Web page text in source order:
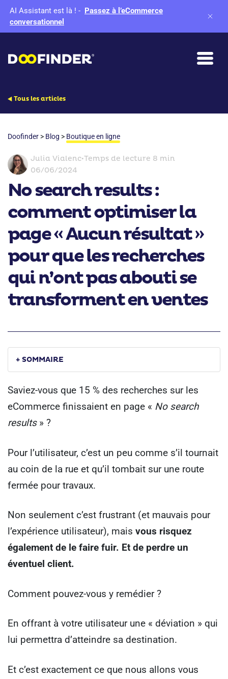
AI Assistant est là ! - Passez à l’eCommerce
conversationnel
Tous les articles
Doofinder > Blog > Boutique en ligne
Julia Vialenc•Temps de lecture 8 min
06/06/2024
No search results :
comment optimiser la
page « Aucun résultat »
pour que les recherches
qui n’ont pas abouti se
transforment en ventes
+ SOMMAIRE
Saviez-vous que 15 % des recherches sur les
eCommerce finissaient en page « No search
results» ?
Pour l’utilisateur, c’est un peu comme s’il tournait
au coin de la rue et qu’il tombait sur une route
fermée pour travaux.
Non seulement c’est frustrant (et mauvais pour
l’expérience utilisateur), mais vous risquez
également de le faire fuir. Et de perdre un
éventuel client.
Comment pouvez-vous y remédier ?
En offrant à votre utilisateur une « déviation » qui
lui permettra d’atteindre sa destination.
Et c’est exactement ce que nous allons vous